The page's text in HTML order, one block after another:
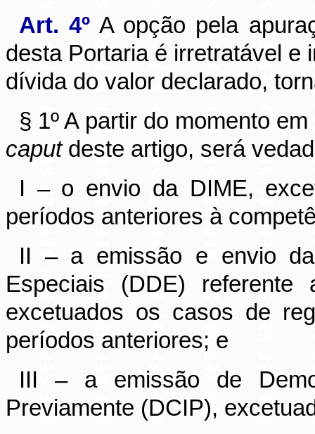
Art. 4º A opção pela
desta Portaria é irretratável e
dívida do valor declarado,
§ 1º A partir do momento
caputdeste artigo, será
I – o envio da DIME,
períodos anteriores à
II – a emissão e envio
Especiais (DDE)
excetuados os casos de
períodos anteriores; e
III – a emissão de
Previamente (DCIP),